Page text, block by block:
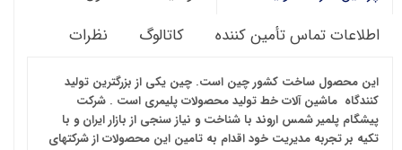
اطلاعات تماس تأمین کننده
کاتالوگ نظرات
این محصول ساخت کشور چین است. چین یکی از بزرگترین تولید
کنندگاه ماشین آلات خط تولید محصولات پلیمری است . شرکت
پیشگام پلمیر شمس اروند با شناخت و نیاز سنجی از بازار ایران و با
تکیه بر تجربه مدیریت خود اقدام به تامین این محصولات از شرکتهای